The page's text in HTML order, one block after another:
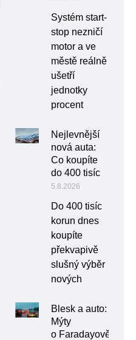
Systém start-
stop nezničí
motor a ve
městě reálně
ušetří
jednotky
procent
Nejlevnější
nová auta:
Co koupíte
do 400 tisíc
5.8.2026
Do 400 tisíc
korun dnes
koupíte
překvapivě
slušný výběr
nových
Blesk a auto:
Mýty
o Faradayově